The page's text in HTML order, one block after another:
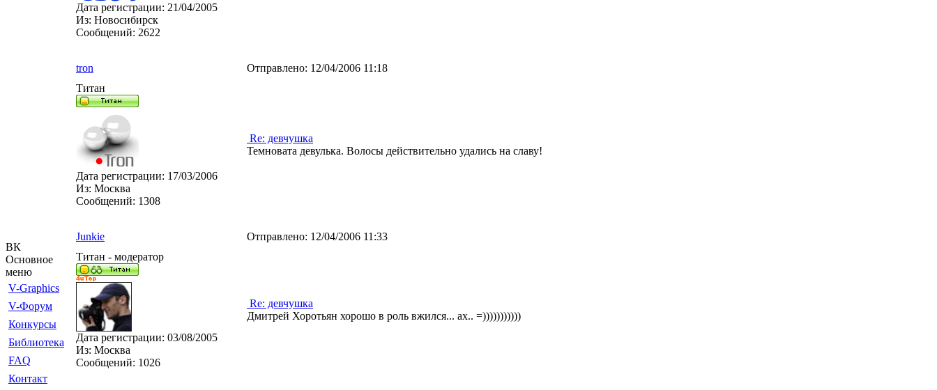
ВК
Основное
меню
V-Graphics
V-Форум
Конкурсы
Библиотека
FAQ
Контакт
Дата регистрации: 21/04/2005
Из: Новосибирск
Сообщений: 2622
tron Отправлено: 12/04/2006 11:18
Титан
Дата регистрации: 17/03/2006
Из: Москва
Сообщений: 1308
Re: девчушка
Темновата девулька. Волосы действительно удались на славу!
Junkie Отправлено: 12/04/2006 11:33
Титан - модератор
Дата регистрации: 03/08/2005
Из: Москва
Сообщений: 1026
Re: девчушка
Дмитрей Хоротьян хорошо в роль вжился... ах.. =)))))))))))